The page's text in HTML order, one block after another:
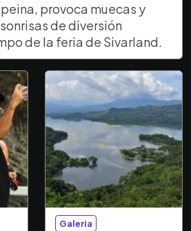
provoca muecas y
de diversión
de la feria de Sivarland.
Galeria